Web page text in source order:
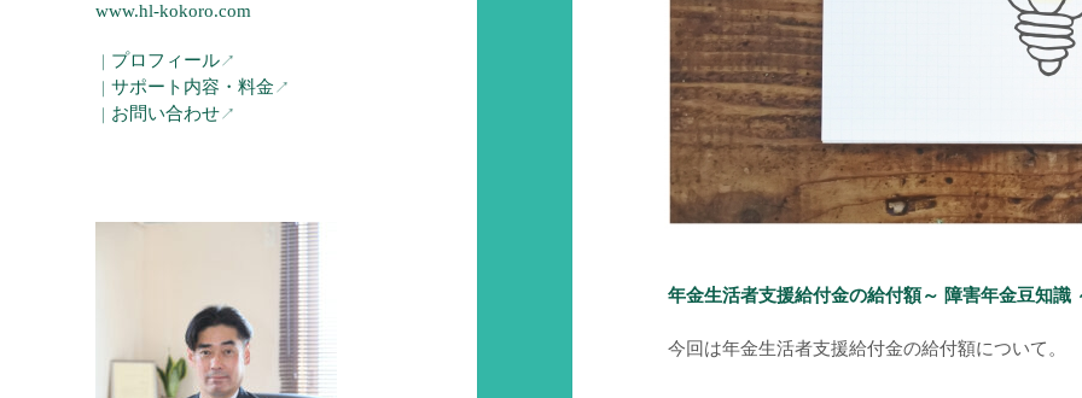
www.hl-kokoro.com
｜ プロフィール↗︎
｜サポート内容・料金 ↗︎
｜ お問い合わせ↗︎
年金生活者支援給付金の給付額～ 障害年金豆知識
今回は年金生活者支援給付金の給付額について。